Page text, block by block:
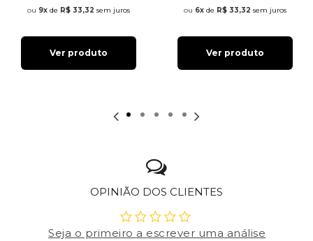
9xde R$ 33,32 sem juros
Ver produto
6xde R$ 33,32 sem juros
Ver produto
OPINIÃO DOS CLIENTES
Seja o primeiro a escrever uma análise